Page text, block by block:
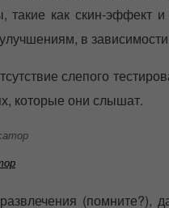
такие как скин-эффект
в
слепого
которые они слышат.
(помните?),